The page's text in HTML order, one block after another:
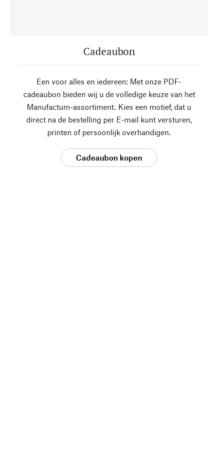
Cadeaubon
Een voor alles en iedereen: Met onze PDF-
cadeaubon bieden wij u de volledige keuze van het
Manufactum-assortiment. Kies een motief, dat u
direct na de bestelling per E-mail kunt versturen,
printen of persoonlijk overhandigen.
Cadeaubon kopen